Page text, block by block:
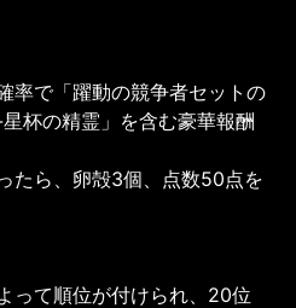
率で「躍動の競争者セットの
杯の精霊」を含む豪華報酬
たら、卵殻3個、点数50点を
って順位が付けられ、20位